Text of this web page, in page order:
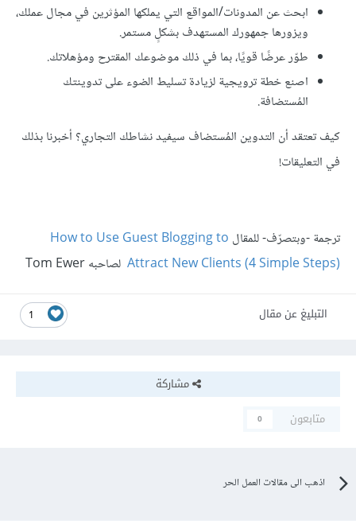
ابحث عن المدونات/المواقع التي يملكها المؤثرين في مجال عملك،
ويزورها جمهورك المستهدف بشكلٍ مستمر.
طوّر عرضًا قويًا، بما في ذلك موضوعك المقترح ومؤهلاتك.
اصنع خطة ترويجية لزيادة تسليط الضوء على تدوينتك
المُستضافة.
كيف تعتقد أن التدوين المُستضاف سيفيد نشاطك التجاري؟ أخبرنا بذلك
في التعليقات!
ترجمة -وبتصرّف- للمقال How to Use Guest Blogging to
Attract New Clients (4 Simple Steps) لصاحبه Tom Ewer
1 التبليغ عن مقال
مشاركة
متابعون
0
اذهب الى مقالات العمل الحر